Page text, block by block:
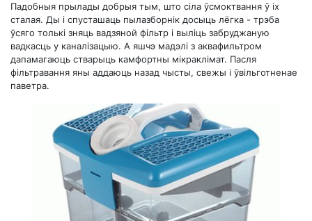
Падобныя прылады добрыя тым, што сіла ўсмоктвання ў іх
сталая. Ды і спусташаць пылазборнік досыць лёгка - трэба
ўсяго толькі зняць вадзяной фільтр і выліць забруджаную
вадкасць у каналізацыю. А яшчэ мадэлі з аквафильтром
дапамагаюць стварыць камфортны мікраклімат. Пасля
фільтравання яны аддаюць назад чысты, свежы і ўвільготненае
паветра.